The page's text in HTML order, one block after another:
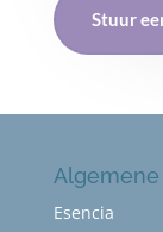
Stuur
Esencia